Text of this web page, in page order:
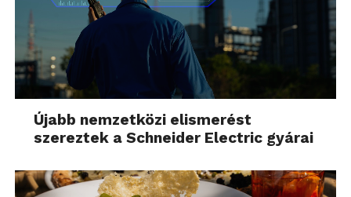
Újabb nemzetközi elismerést
szereztek a Schneider Electric gyárai